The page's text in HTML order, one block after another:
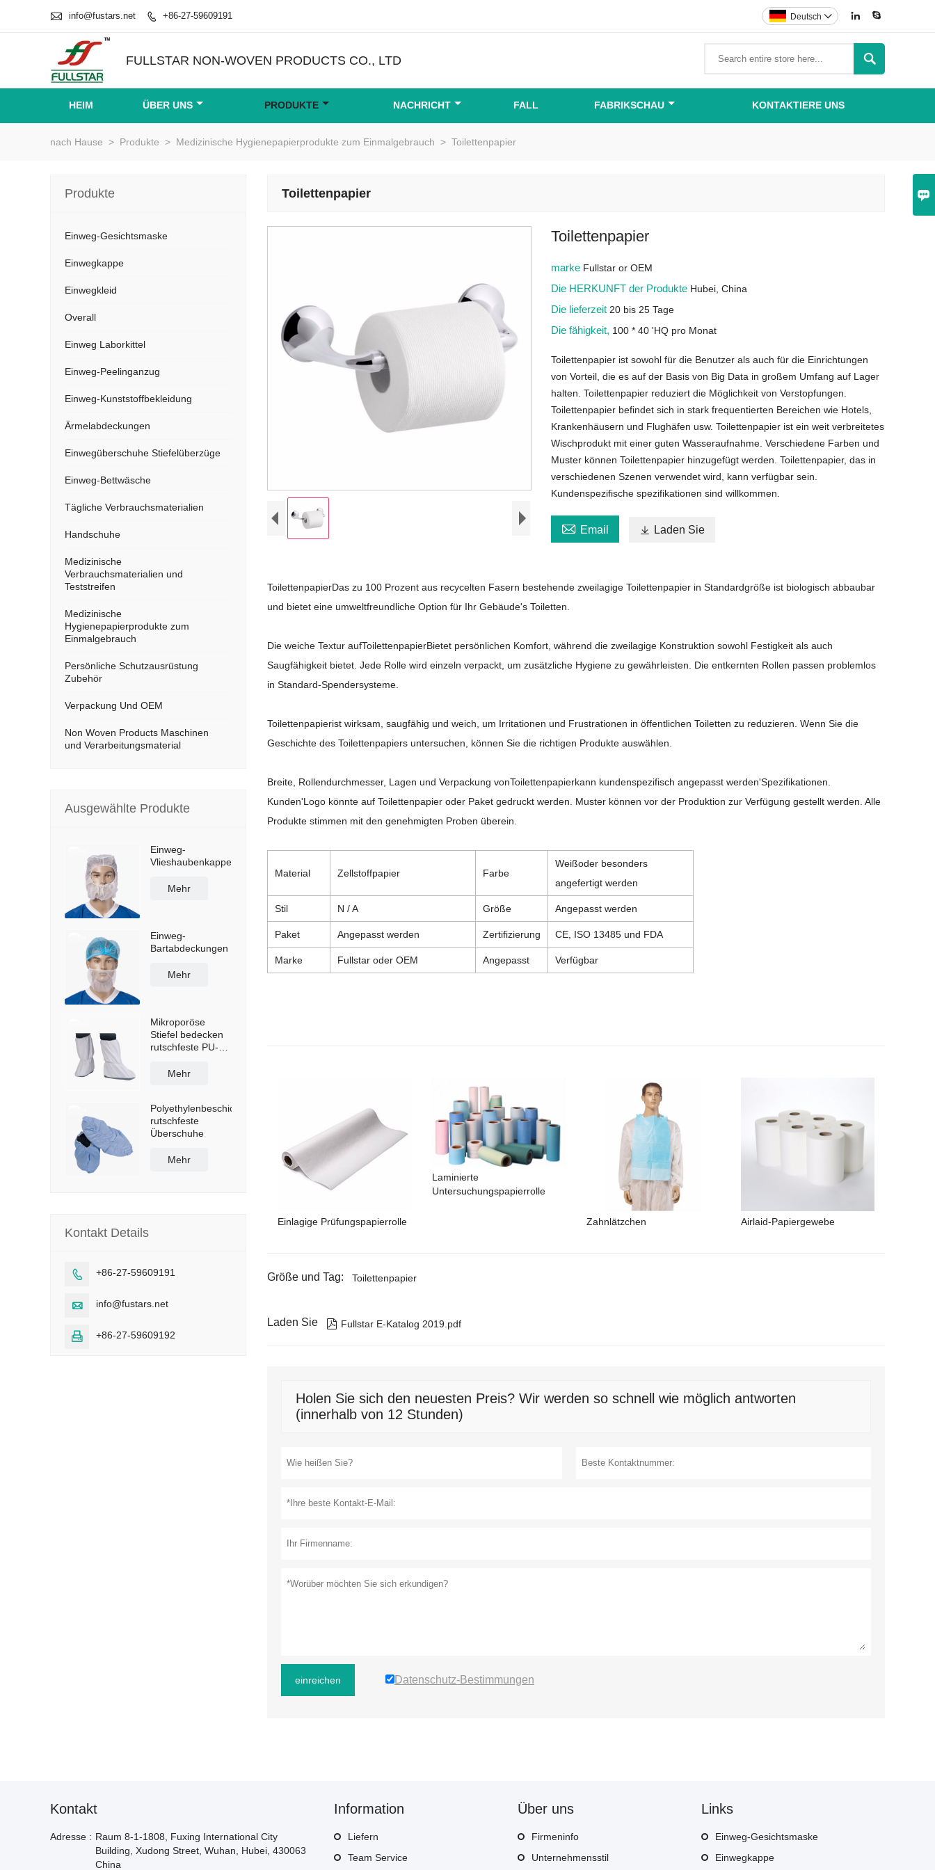

 info@fustars.net  +86-27-59609191  
Deutsch 
FULLSTAR NON-WOVEN PRODUCTS CO., LTD 
HEIM ÜBER UNS PRODUKTE NACHRICHT FALL FABRIKSCHAU KONTAKTIERE UNS
nach Hause > Produkte > Medizinische Hygienepapierprodukte zum Einmalgebrauch > Toilettenpapier
Toilettenpapier
Toilettenpapier
marke Fullstar or OEM
Die HERKUNFT der Produkte Hubei, China
Die lieferzeit 20 bis 25 Tage
Die fähigkeit, 100 * 40 'HQ pro Monat
Toilettenpapier ist sowohl für die Benutzer als auch für die Einrichtungen
von Vorteil, die es auf der Basis von Big Data in großem Umfang auf Lager
halten. Toilettenpapier reduziert die Möglichkeit von Verstopfungen.
Toilettenpapier befindet sich in stark frequentierten Bereichen wie Hotels,
Krankenhäusern und Flughäfen usw. Toilettenpapier ist ein weit verbreitetes
Wischprodukt mit einer guten Wasseraufnahme. Verschiedene Farben und
Muster können Toilettenpapier hinzugefügt werden. Toilettenpapier, das in
verschiedenen Szenen verwendet wird, kann verfügbar sein.
Kundenspezifische spezifikationen sind willkommen.
 Email  Laden Sie
ToilettenpapierDas zu 100 Prozent aus recycelten Fasern bestehende zweilagige Toilettenpapier in Standardgröße ist biologisch abbaubar
und bietet eine umweltfreundliche Option für Ihr Gebäude's Toiletten.
Die weiche Textur aufToilettenpapierBietet persönlichen Komfort, während die zweilagige Konstruktion sowohl Festigkeit als auch
Saugfähigkeit bietet. Jede Rolle wird einzeln verpackt, um zusätzliche Hygiene zu gewährleisten. Die entkernten Rollen passen problemlos
in Standard-Spendersysteme.
Toilettenpapierist wirksam, saugfähig und weich, um Irritationen und Frustrationen in öffentlichen Toiletten zu reduzieren. Wenn Sie die
Geschichte des Toilettenpapiers untersuchen, können Sie die richtigen Produkte auswählen.
Breite, Rollendurchmesser, Lagen und Verpackung vonToilettenpapierkann kundenspezifisch angepasst werden'Spezifikationen.
Kunden'Logo könnte auf Toilettenpapier oder Paket gedruckt werden. Muster können vor der Produktion zur Verfügung gestellt werden. Alle
Produkte stimmen mit den genehmigten Proben überein.
Material Zellstoffpapier Farbe
Weißoder besonders
angefertigt werden
Stil N / A Größe Angepasst werden
Paket Angepasst werden Zertifizierung CE, ISO 13485 und FDA
Marke Fullstar oder OEM Angepasst Verfügbar
Einlagige Prüfungspapierrolle
Laminierte
Untersuchungspapierrolle
Zahnlätzchen Airlaid-Papiergewebe
Größe und Tag: Toilettenpapier
Laden Sie  Fullstar E-Katalog 2019.pdf
Holen Sie sich den neuesten Preis? Wir werden so schnell wie möglich antworten
(innerhalb von 12 Stunden)
einreichen Datenschutz-Bestimmungen
Produkte
Einweg-Gesichtsmaske
Einwegkappe
Einwegkleid
Overall
Einweg Laborkittel
Einweg-Peelinganzug
Einweg-Kunststoffbekleidung
Ärmelabdeckungen
Einwegüberschuhe Stiefelüberzüge
Einweg-Bettwäsche
Tägliche Verbrauchsmaterialien
Handschuhe
Medizinische
Verbrauchsmaterialien und
Teststreifen
Medizinische
Hygienepapierprodukte zum
Einmalgebrauch
Persönliche Schutzausrüstung
Zubehör
Verpackung Und OEM
Non Woven Products Maschinen
und Verarbeitungsmaterial
Ausgewählte Produkte
Einweg-
Vlieshaubenkappe
Mehr
Einweg-
Bartabdeckungen
Mehr
Mikroporöse
Stiefel bedecken
rutschfeste PU-
Mehr
Polyethylenbeschichtete
rutschfeste
Überschuhe
Mehr
Kontakt Details
 +86-27-59609191
 info@fustars.net
 +86-27-59609192
Kontakt
Adresse : Raum 8-1-1808, Fuxing International City
Building, Xudong Street, Wuhan, Hubei, 430063
China
Information
Liefern
Team Service
Über uns
Firmeninfo
Unternehmensstil
Links
Einweg-Gesichtsmaske
Einwegkappe